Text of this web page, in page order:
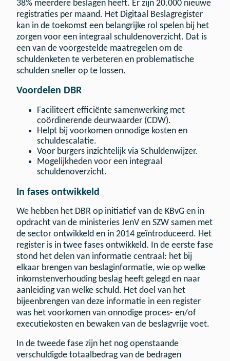
38% meerdere beslagen heeft. Er zijn 20.000 nieuwe
registraties per maand. Het Digitaal Beslagregister
kan in de toekomst een belangrijke rol spelen bij het
zorgen voor een integraal schuldenoverzicht. Dat is
een van de voorgestelde maatregelen om de
schuldenketen te verbeteren en problematische
schulden sneller op te lossen.
Voordelen DBR
Faciliteert efficiënte samenwerking met
coördinerende deurwaarder (CDW).
Helpt bij voorkomen onnodige kosten en
schuldescalatie.
Voor burgers inzichtelijk via Schuldenwijzer.
Mogelijkheden voor een integraal
schuldenoverzicht.
In fases ontwikkeld
We hebben het DBR op initiatief van de KBvG en in
opdracht van de ministeries JenV en SZW samen met
de sector ontwikkeld en in 2014 geïntroduceerd. Het
register is in twee fases ontwikkeld. In de eerste fase
stond het delen van informatie centraal: het bij
elkaar brengen van beslaginformatie, wie op welke
inkomstenverhouding beslag heeft gelegd en naar
aanleiding van welke schuld. Het doel van het
bijeenbrengen van deze informatie in een register
was het voorkomen van onnodige proces- en/of
executiekosten en bewaken van de beslagvrije voet.
In de tweede fase zijn het nog openstaande
verschuldigde totaalbedrag van de bedragen